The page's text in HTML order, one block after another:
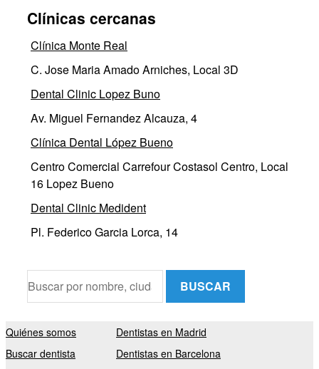
Clínicas cercanas
Clínica Monte Real
C. Jose Maria Amado Arniches, Local 3D
Dental Clinic Lopez Buno
Av. Miguel Fernandez Alcauza, 4
Clínica Dental López Bueno
Centro Comercial Carrefour Costasol Centro, Local
16 Lopez Bueno
Dental Clinic Medident
Pl. Federico Garcia Lorca, 14
BUSCAR
Quiénes somos
Buscar dentista
Dentistas en Madrid
Dentistas en Barcelona